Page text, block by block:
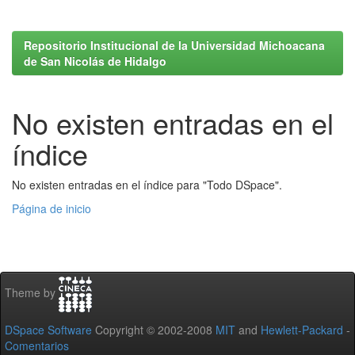
Repositorio Institucional de la Universidad Michoacana
de San Nicolás de Hidalgo
No existen entradas en el
índice
No existen entradas en el índice para "Todo DSpace".
Página de inicio
Theme by
DSpace Software Copyright © 2002-2008 MIT and Hewlett-Packard -
Comentarios